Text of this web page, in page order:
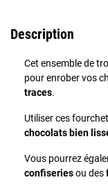
Description
Cet ensemble de
pour enrober vos
traces.
Utiliser ces
chocolats bien
Vous pourrez
confiseriesou des